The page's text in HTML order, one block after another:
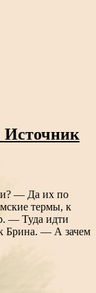
Источник
— Да их по
термы, к
— Туда идти
Брина. — А зачем